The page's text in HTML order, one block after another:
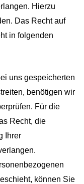
Hierzu
Das Recht auf
in folgenden
uns gespeicherten
benötigen wir
Für die
Recht, die
Ihrer
können Sie